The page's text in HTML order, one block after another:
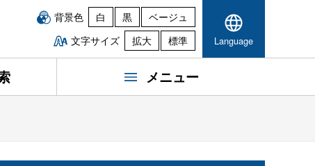
背景色 白 黒
ベージュ
文字サイズ
拡大 標準 Language
メニュー